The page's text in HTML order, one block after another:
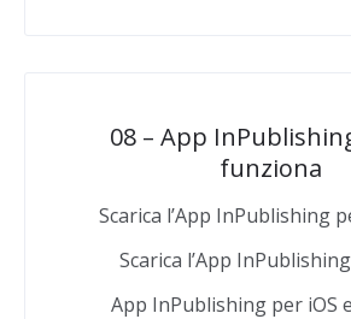
08 – App
funziona
Scarica l’App InPublishing
Scarica l’App
App InPublishing per iOS